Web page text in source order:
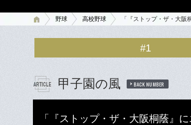
野球 高校野球 「『ストップ・ザ・大
#1
甲子園の風 BACK NUMBER
「『ストップ・ザ・大阪桐蔭』